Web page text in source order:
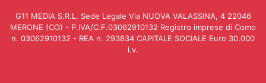
G11 MEDIA S.R.L. Sede Legale Via NUOVA VALASSINA, 4 22046
MERONE (CO) - P.IVA/C.F.03062910132 Registro imprese di Como
n. 03062910132 - REA n. 293834 CAPITALE SOCIALE Euro 30.000
i.v.